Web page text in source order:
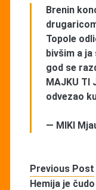
Brenin
Topole
bivšim a ja
god se
MAJKU TI
odvezao
— MIKI
Previous Post
Hemija je čudo